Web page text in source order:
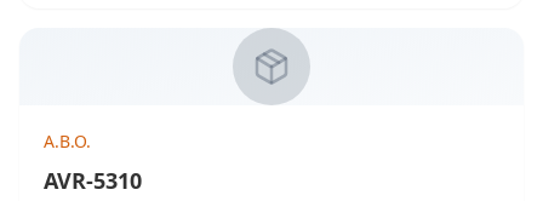
A.B.O.
AVR-5310